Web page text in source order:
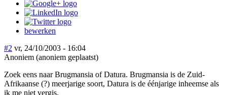
bewerken
#2 vr, 24/10/2003 - 16:04
Anoniem (anoniem geplaatst)
Zoek eens naar Brugmansia of Datura. Brugmansia is de Zuid-
Afrikaanse (?) meerjarige soort, Datura is de éénjarige inheemse als
ik me niet vergis.